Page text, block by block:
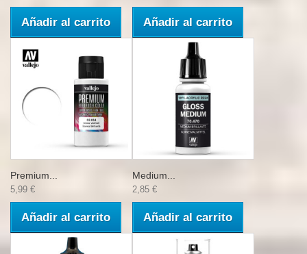
Añadir al carrito Añadir al carrito
Premium...
5,99 €
Añadir al carrito
Medium...
2,85 €
Añadir al carrito